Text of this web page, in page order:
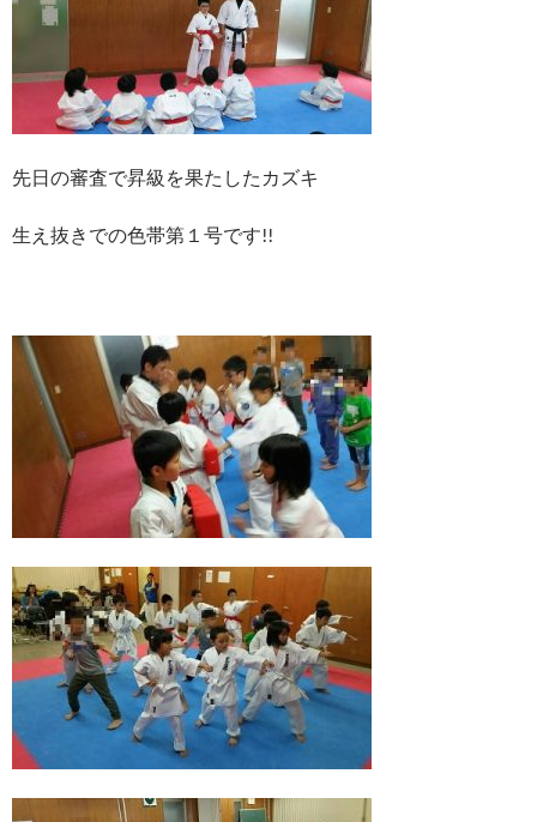
先日の審査で昇級を果たしたカズキ
生え抜きでの色帯第１号です!!